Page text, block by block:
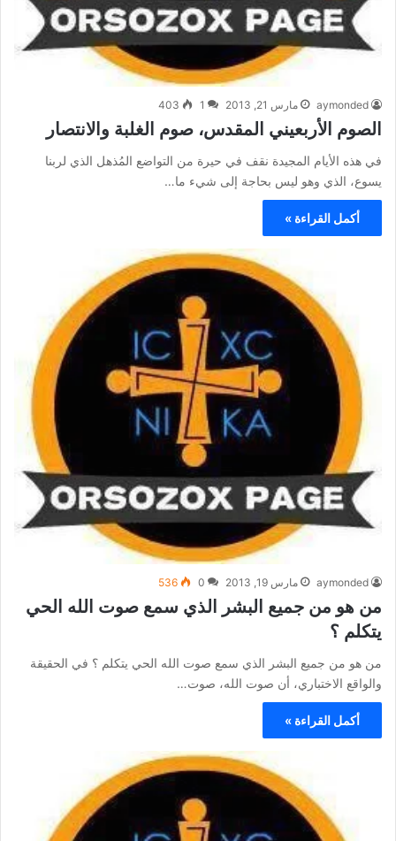
aymonded مارس 21, 2013 1
403
الصوم الأربعيني المقدس، صوم الغلبة والانتصار
في هذه الأيام المجيدة نقف في حيرة من التواضع المُذهل الذي لربنا
يسوع، الذي وهو ليس بحاجة إلى شيء ما…
أكمل القراءة »
aymonded مارس 19, 2013 0
536
من هو من جميع البشر الذي سمع صوت الله الحي
يتكلم ؟
من هو من جميع البشر الذي سمع صوت الله الحي يتكلم ؟ في الحقيقة
والواقع الاختباري، أن صوت الله، صوت…
أكمل القراءة »